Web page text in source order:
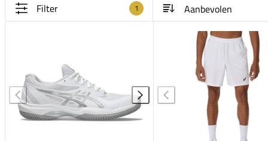
Filter 1